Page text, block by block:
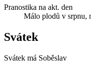
Pranostika na akt. den
Málo plodů v srpnu,
Svátek
Svátek má Soběslav